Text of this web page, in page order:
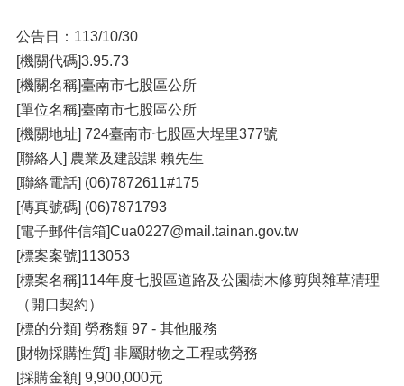
公告日：113/10/30
[機關代碼]3.95.73
[機關名稱]臺南市七股區公所
[單位名稱]臺南市七股區公所
[機關地址] 724臺南市七股區大埕里377號
[聯絡人] 農業及建設課 賴先生
[聯絡電話] (06)7872611#175
[傳真號碼] (06)7871793
[電子郵件信箱]Cua0227@mail.tainan.gov.tw
[標案案號]113053
[標案名稱]114年度七股區道路及公園樹木修剪與雜草清理
（開口契約）
[標的分類] 勞務類 97 - 其他服務
[財物採購性質] 非屬財物之工程或勞務
[採購金額] 9,900,000元